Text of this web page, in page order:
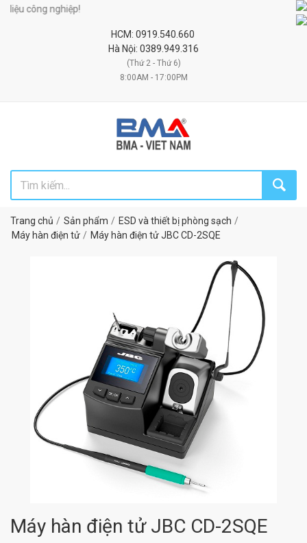
công nghiệp!
HCM: 0919.540.660
Hà Nội: 0389.949.316
(Thứ 2 - Thứ 6)
8:00AM - 17:00PM
Trang chủ Sản phẩm
ESD và thiết bị phòng sạch
Máy hàn điện tử
Máy hàn điện tử JBC CD-2SQE
Máy hàn điện tử JBC CD-2SQE